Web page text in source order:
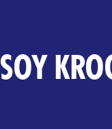
SOY